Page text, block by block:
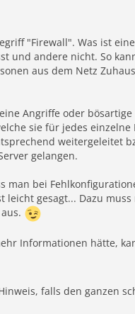
"Firewall". Was ist
und andere nicht. So
aus dem Netz
Angriffe oder
sie für jedes
weitergeleitet
gelangen.
man bei
leicht gesagt... Dazu
Informationen hätte,
falls den ganzen